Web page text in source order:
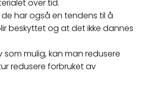
over tid.
har også en tendens til å
beskyttet og at det ikke dannes
mulig, kan man redusere
redusere forbruket av